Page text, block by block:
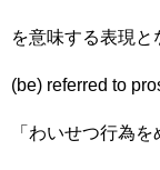
を意味する表現と
(be) referred to
「わいせつ行為